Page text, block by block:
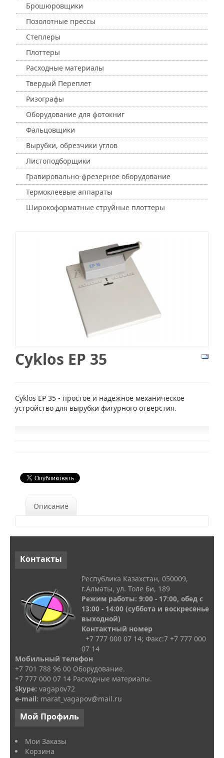
Брошюровщики
Позолотные прессы
Степлеры
Плоттеры
Расходные материалы
Твердый Переплет
Ризографы
Оборудование для фотокниг
Фальцовщики
Вырубки, обрезчики углов
Листоподборщики
Гравировально-фрезерное оборудование
Термоклеевые аппараты
Широкоформатные струйные плоттеры
Cyklos EP 35
Cyklos ЕР 35 - простое и надежное механическое
устройство для вырубки фигурного отверстия.
Описание
Контакты
Республика Казахстан, 050009,
г.Алматы, ул. Толе би, 189
Режим работы: 9:00 - 17:00, обед с
13:00 - 14:00 (суббота и воскресенье
выходной)
Контактный номер
+7 777 000 07 14; Факс:7 +7 777 000
07 14
Мобильный телефон
+7 701 788 96 00 Оборудование.
+7 777 000 07 14 Расходные материалы.
Skype: vagapov72
e-mail: marat_vagapov@mail.ru
Мой Профиль
Мои Заказы
Корзина